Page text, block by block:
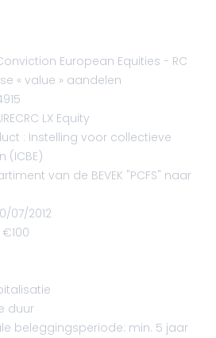
European Equities - RC
« value » aandelen
LX Equity
: Instelling voor collectieve
(ICBE)
van de BEVEK "PCFS" naar
07/2012
duur
beleggingsperiode: min. 5 jaar